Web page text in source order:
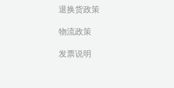
退换货政策
物流政策
发票说明